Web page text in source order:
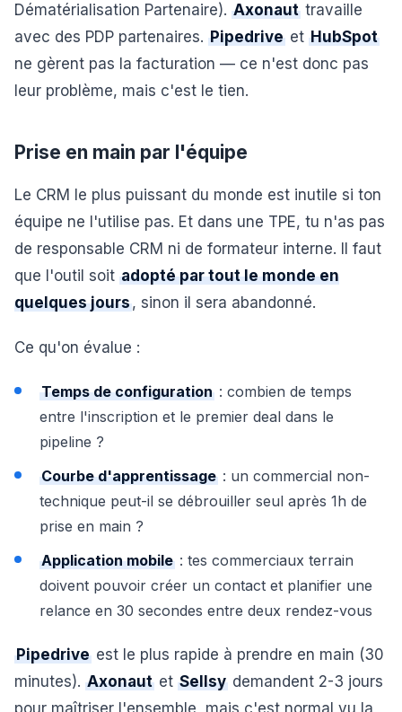
Dématérialisation Partenaire). Axonaut travaille
avec des PDP partenaires. Pipedrive et HubSpot
ne gèrent pas la facturation — ce n'est donc pas
leur problème, mais c'est le tien.
Prise en main par l'équipe
Le CRM le plus puissant du monde est inutile si ton
équipe ne l'utilise pas. Et dans une TPE, tu n'as pas
de responsable CRM ni de formateur interne. Il faut
que l'outil soit adopté par tout le monde en
quelques jours, sinon il sera abandonné.
Ce qu'on évalue :
Temps de configuration : combien de temps
entre l'inscription et le premier deal dans le
pipeline ?
Courbe d'apprentissage : un commercial non-
technique peut-il se débrouiller seul après 1h de
prise en main ?
Application mobile : tes commerciaux terrain
doivent pouvoir créer un contact et planifier une
relance en 30 secondes entre deux rendez-vous
Pipedrive est le plus rapide à prendre en main (30
minutes). Axonaut et Sellsy demandent 2-3 jours
pour maîtriser l'ensemble, mais c'est normal vu la